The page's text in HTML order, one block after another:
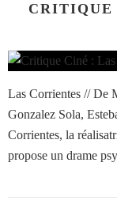
CRITIQUE
Las Corrientes // De
Gonzalez Sola,
Corrientes, la
propose un drame